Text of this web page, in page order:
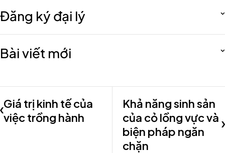
Đăng ký đại lý
Bài viết mới
Giá trị kinh tế của
việc trồng hành
Khả năng sinh sản
của cỏ lồng vực và
biện pháp ngăn
chặn